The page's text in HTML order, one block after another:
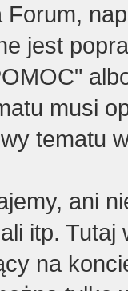
Forum,
jest
musi
tematu
ani
itp. Tutaj
na